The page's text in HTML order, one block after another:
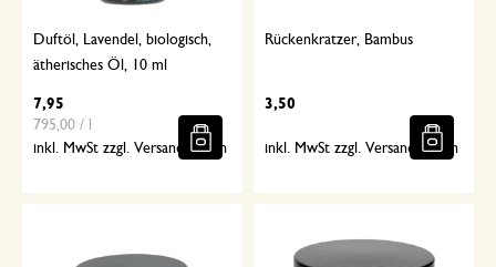
Duftöl, Lavendel, biologisch,
ätherisches Öl, 10 ml
7,95
795,00 / l
inkl. MwSt zzgl. Versandkosten
Rückenkratzer, Bambus
3,50
inkl. MwSt zzgl. Versandkosten